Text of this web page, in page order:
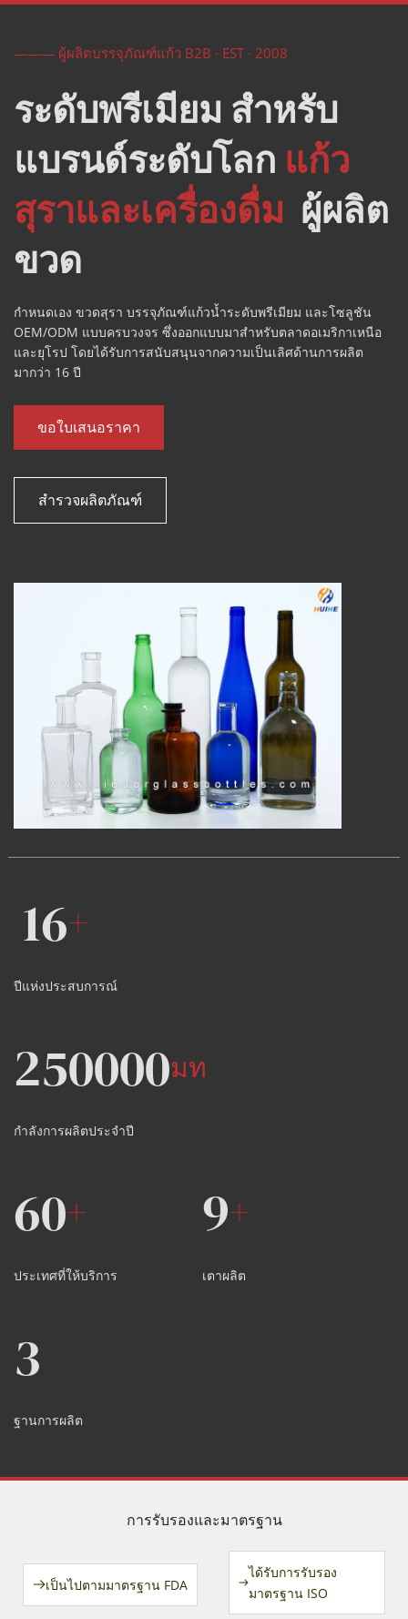
——— ผู้ผลิตบรรจุภัณฑ์แก้ว B2B · EST · 2008
ระดับพรีเมียม สำหรับ
แบรนด์ระดับโลก แก้ว
สุราและเครื่องดื่ม ผู้ผลิต
ขวด
กำหนดเอง ขวดสุรา บรรจุภัณฑ์แก้วน้ำระดับพรีเมียม และโซลูชัน
OEM/ODM แบบครบวงจร ซึ่งออกแบบมาสำหรับตลาดอเมริกาเหนือ
และยุโรป โดยได้รับการสนับสนุนจากความเป็นเลิศด้านการผลิต
มากว่า 16 ปี
ขอใบเสนอราคา
สำรวจผลิตภัณฑ์
16+
ปีแห่งประสบการณ์
250000มท
กำลังการผลิตประจำปี
60+
ประเทศที่ให้บริการ
9+
เตาผลิต
3
ฐานการผลิต
การรับรองและมาตรฐาน
เป็นไปตามมาตรฐาน FDA
ได้รับการรับรอง
มาตรฐาน ISO